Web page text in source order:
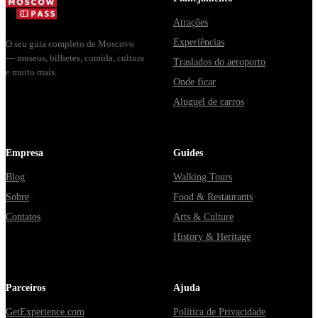
Владими...
O seu guia completo de Moscovo
— museus, bilhetes, comida, cultura
e muito mais.
Atrações
Experiências
Traslados do aeroporto
Onde ficar
Aluguel de carros
Empresa
Blog
Sobre
Contatos
Guides
Walking Tours
Food & Restaurants
Arts & Culture
History & Heritage
Parceiros
GetExperience.com
Ajuda
Política de Privacidade